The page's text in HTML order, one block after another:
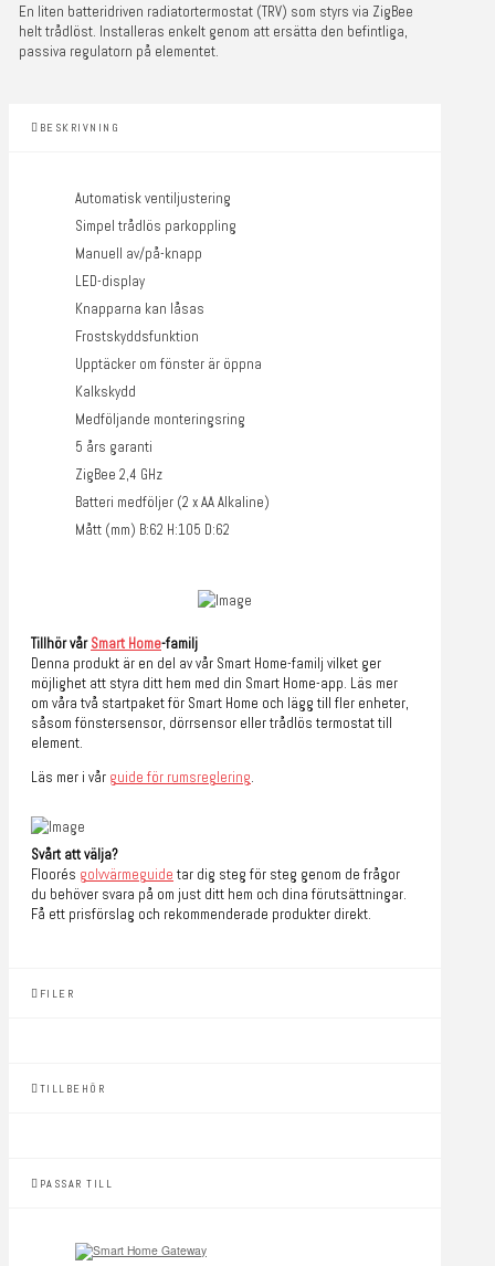
En liten batteridriven radiatortermostat (TRV) som styrs via ZigBee
helt trådlöst. Installeras enkelt genom att ersätta den befintliga,
passiva regulatorn på elementet.
BESKRIVNING
Automatisk ventiljustering
Simpel trådlös parkoppling
Manuell av/på-knapp
LED-display
Knapparna kan låsas
Frostskyddsfunktion
Upptäcker om fönster är öppna
Kalkskydd
Medföljande monteringsring
5 års garanti
ZigBee 2,4 GHz
Batteri medföljer (2 x AA Alkaline)
Mått (mm) B:62 H:105 D:62
Tillhör vårSmart Home-familj
Denna produkt är en del av vår Smart Home-familj vilket ger
möjlighet att styra ditt hem med din Smart Home-app. Läs mer
om våra två startpaket för Smart Home och lägg till fler enheter,
såsom fönstersensor, dörrsensor eller trådlös termostat till
element.
Läs mer i vår guide för rumsreglering.
Svårt att välja?
Floorés golvvärmeguide tar dig steg för steg genom de frågor
du behöver svara på om just ditt hem och dina förutsättningar.
Få ett prisförslag och rekommenderade produkter direkt.
FILER
TILLBEHÖR
PASSAR TILL